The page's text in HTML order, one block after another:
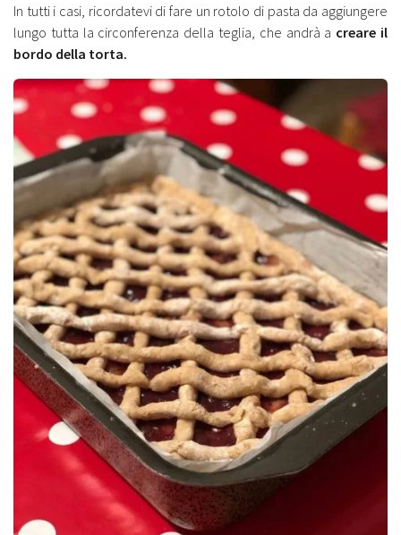
In tutti i casi, ricordatevi di fare un rotolo di pasta da aggiungere
lungo tutta la circonferenza della teglia, che andrà a creare il
bordo della torta.